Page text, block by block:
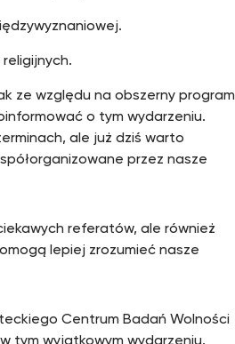
ze względu na obszerny program
o tym wydarzeniu.
ale już dziś warto
przez nasze
referatów, ale również
lepiej zrozumieć nasze
Centrum Badań Wolności